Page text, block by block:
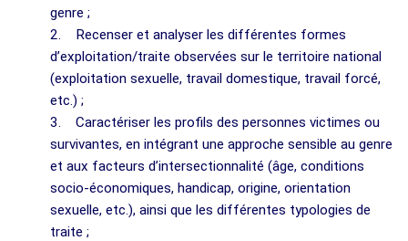
genre ;
2. Recenser et analyser les différentes formes
d’exploitation/traite observées sur le territoire national
(exploitation sexuelle, travail domestique, travail forcé,
etc.) ;
3. Caractériser les profils des personnes victimes ou
survivantes, en intégrant une approche sensible au genre
et aux facteurs d’intersectionnalité (âge, conditions
socio-économiques, handicap, origine, orientation
sexuelle, etc.), ainsi que les différentes typologies de
traite ;